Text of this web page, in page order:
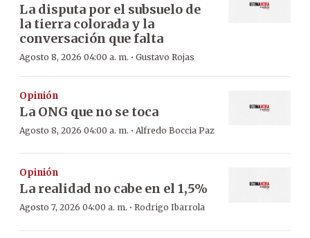
La disputa por el subsuelo de
la tierra colorada y la
conversación que falta
Agosto 8, 2026 04:00 a. m. · Gustavo Rojas
Opinión
La ONG que no se toca
Agosto 8, 2026 04:00 a. m. · Alfredo Boccia Paz
Opinión
La realidad no cabe en el 1,5%
Agosto 7, 2026 04:00 a. m. · Rodrigo Ibarrola